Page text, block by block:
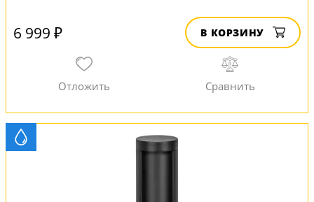
6 999 ₽ В КОРЗИНУ